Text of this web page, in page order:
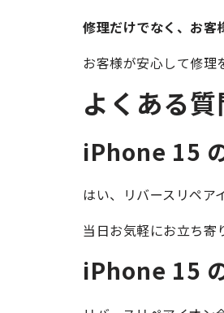
修理だけでなく、お客
お客様が安心して修理
よくある質
iPhone 15
はい、リバースリペア
当日お気軽にお立ち寄
iPhone 15